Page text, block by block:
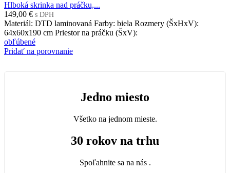
Hlboká skrinka nad práčku,...
149,00 € s DPH
Materiál: DTD laminovaná Farby: biela Rozmery (ŠxHxV):
64x60x190 cm Priestor na práčku (ŠxV):
obľúbené
Pridať na porovnanie
Jedno miesto
Všetko na jednom mieste.
30 rokov na trhu
Spoľahnite sa na nás .